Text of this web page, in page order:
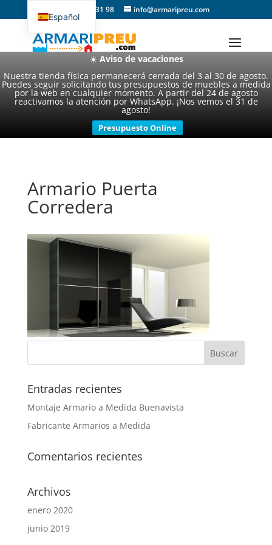
☀️ Aviso de vacaciones
Nuestra tienda física permanecerá cerrada del 3 al 30 de agosto.
Puedes seguir solicitando tus presupuestos de muebles a medida
por la web en cualquier momento. A partir del 24 de agosto
reactivamos la atención por WhatsApp. ¡Nos vemos el 31 de
agosto!
Presupuesto Online
93 357 31 98 info@armaripreu.com
Armario Puerta
Corredera
Entradas recientes
Montaje Armario a Medida Buenavista
Fabricante Armarios a Medida
Comentarios recientes
Archivos
enero 2020
junio 2019
Español
Català